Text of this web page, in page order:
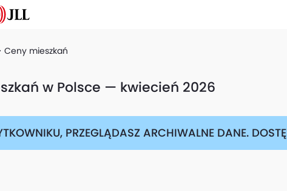
Ceny mieszkań
w Polsce — kwiecień 2026
PRZEGLĄDASZ ARCHIWALNE DANE.